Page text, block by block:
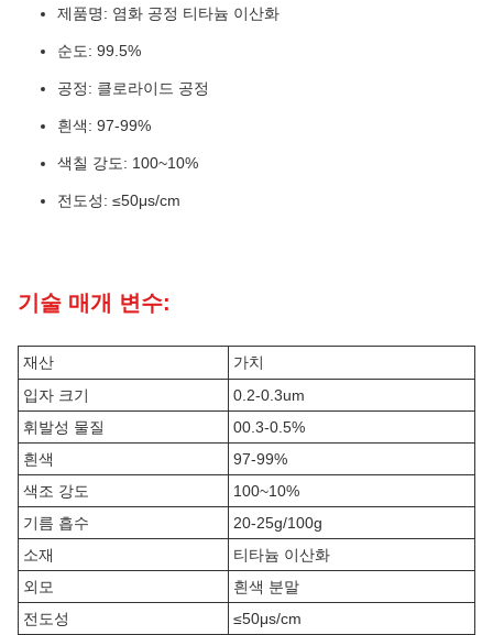
제품명: 염화 공정 티타늄 이산화
순도: 99.5%
공정: 클로라이드 공정
흰색: 97-99%
색칠 강도: 100~10%
전도성: ≤50μs/cm
기술 매개 변수:
재산
가치
입자 크기
0.2-0.3um
휘발성 물질
00.3-0.5%
흰색
97-99%
색조 강도
100~10%
기름 흡수
20-25g/100g
소재
티타늄 이산화
외모
흰색 분말
전도성
≤50μs/cm